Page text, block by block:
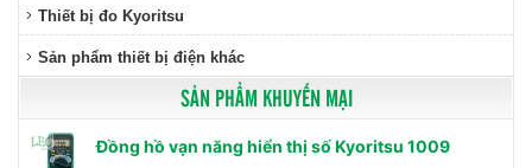
Thiết bị đo Kyoritsu
Sản phẩm thiết bị điện khác
SẢN PHẨM KHUYẾN MẠI
Đồng hồ vạn năng hiển thị số Kyoritsu 1009